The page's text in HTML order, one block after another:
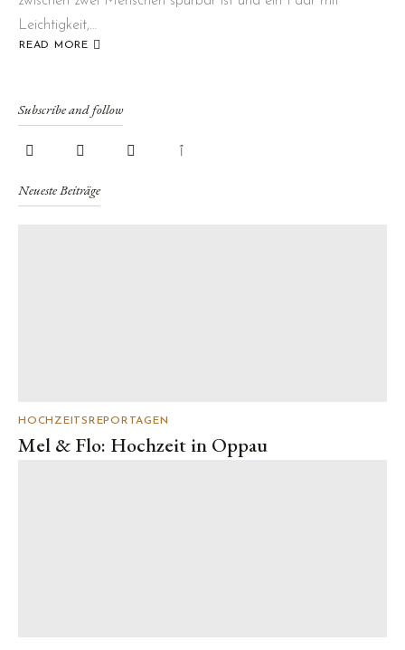
Leichtigkeit,…
READ MORE
ABOUT
IM
BROHLTAL,
EIFEL
Subscribe and follow
Neueste Beiträge
HOCHZEITSREPORTAGEN
Mel & Flo: Hochzeit in Oppau